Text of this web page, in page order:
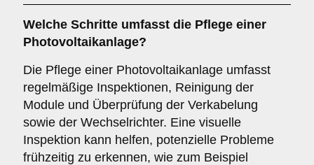
Welche Schritte umfasst die Pflege einer
Photovoltaikanlage?
Die Pflege einer Photovoltaikanlage umfasst
regelmäßige Inspektionen, Reinigung der
Module und Überprüfung der Verkabelung
sowie der Wechselrichter. Eine visuelle
Inspektion kann helfen, potenzielle Probleme
frühzeitig zu erkennen, wie zum Beispiel